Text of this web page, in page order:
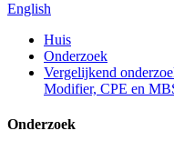
English
Huis
Onderzoek
Vergelijkend
Modifier, CPE en
Onderzoek